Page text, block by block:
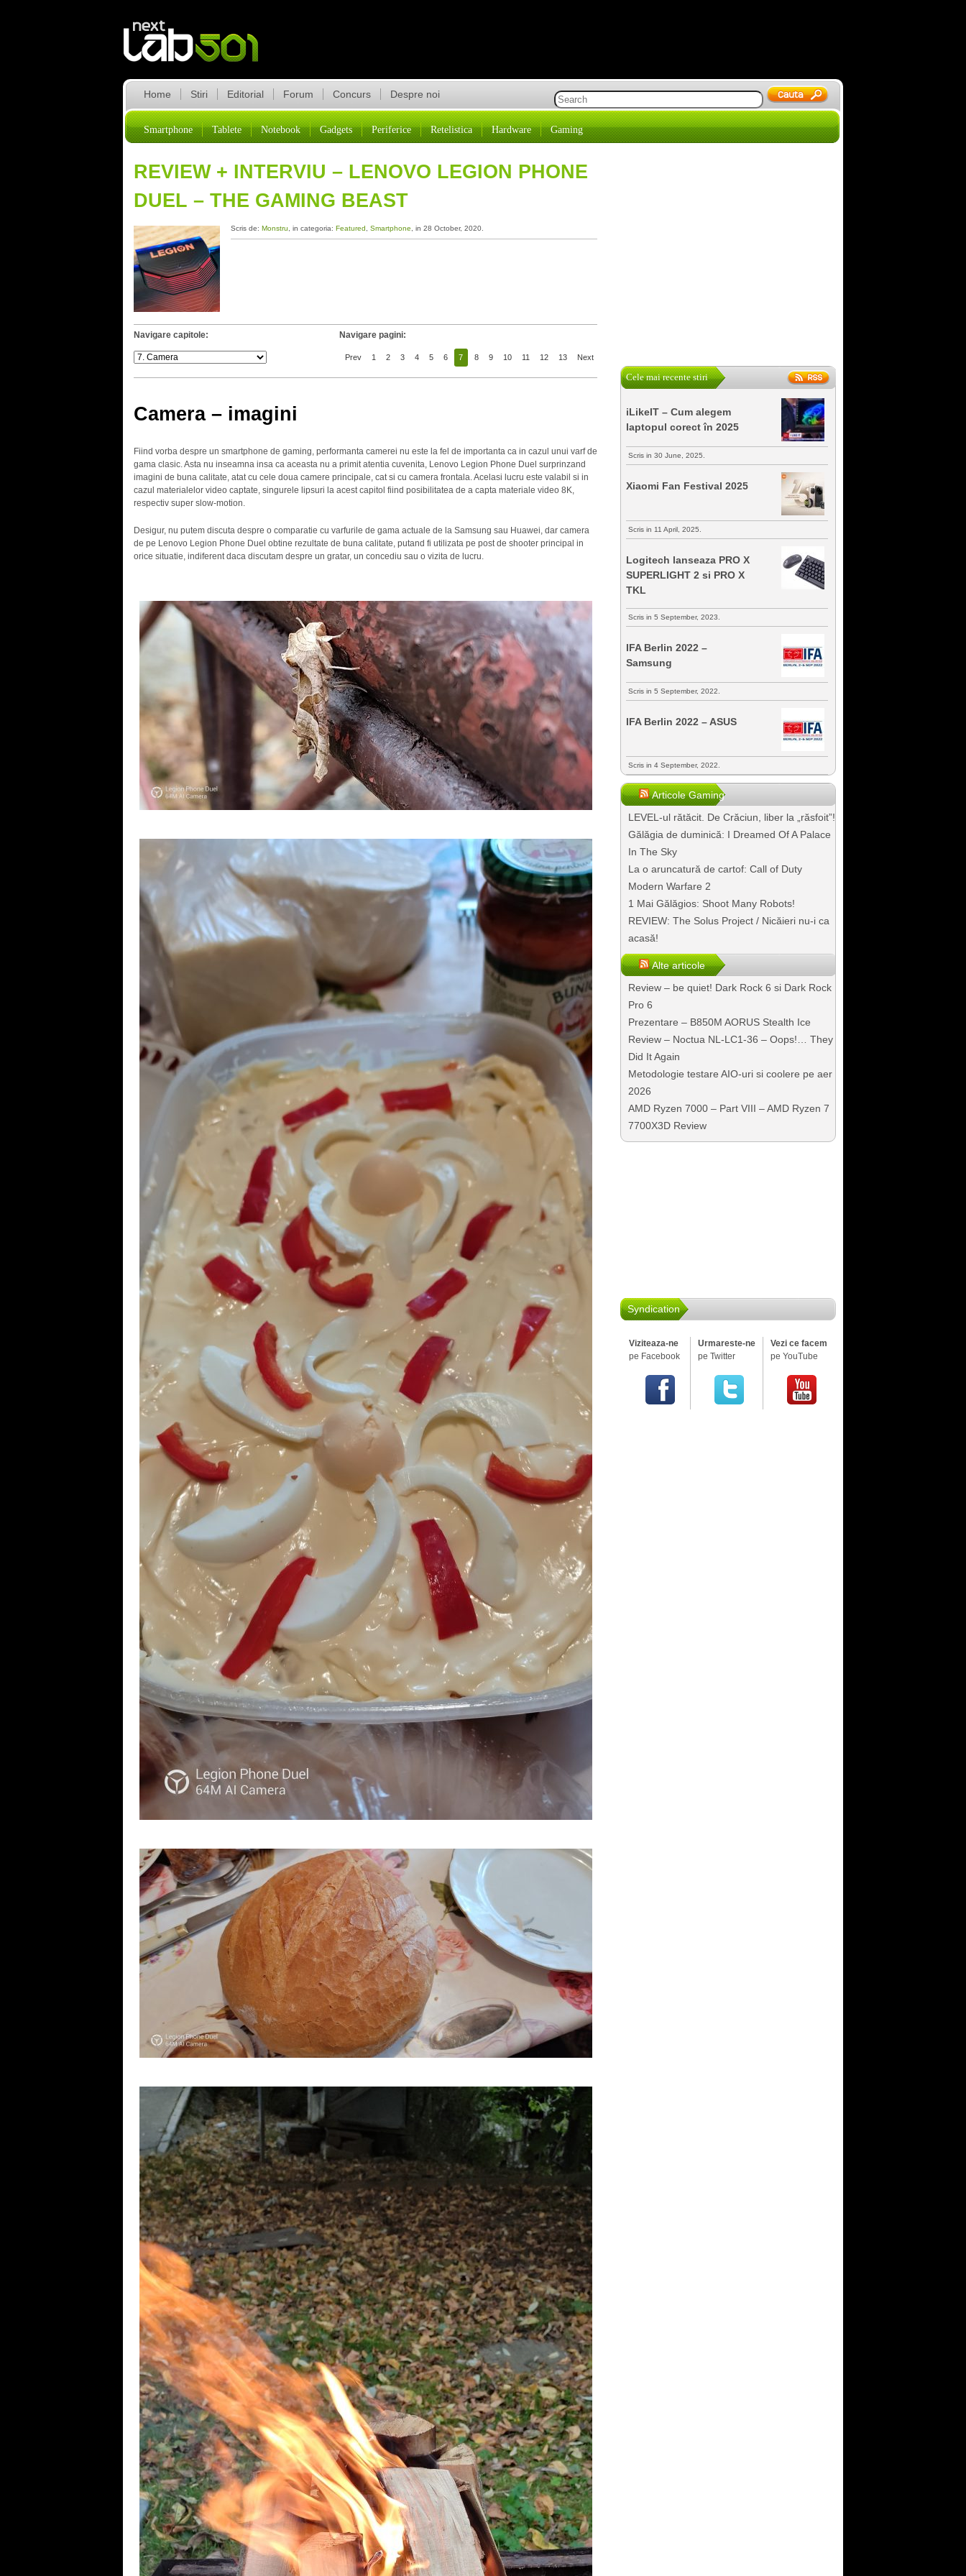
Home Stiri Editorial Forum Concurs Despre noi
Smartphone Tablete Notebook Gadgets Periferice Retelistica Hardware Gaming
REVIEW + INTERVIU – LENOVO LEGION PHONE
DUEL – THE GAMING BEAST
Scris de: Monstru , in categoria: Featured Smartphone , in 28 October, 2020.
Navigare capitole: Navigare pagini:
Prev 1 2 3 4 5 6 7 8 9 10 11 12 13 Next
Camera – imagini
Fiind vorba despre un smartphone de gaming, performanta camerei nu este la fel de importanta ca in cazul unui varf de
gama clasic. Asta nu inseamna insa ca aceasta nu a primit atentia cuvenita, Lenovo Legion Phone Duel surprinzand
imagini de buna calitate, atat cu cele doua camere principale, cat si cu camera frontala. Acelasi lucru este valabil si in
cazul materialelor video captate, singurele lipsuri la acest capitol fiind posibilitatea de a capta materiale video 8K,
respectiv super slow-motion.
Desigur, nu putem discuta despre o comparatie cu varfurile de gama actuale de la Samsung sau Huawei, dar camera
de pe Lenovo Legion Phone Duel obtine rezultate de buna calitate, putand fi utilizata pe post de shooter principal in
orice situatie, indiferent daca discutam despre un gratar, un concediu sau o vizita de lucru.
Cele mai recente stiri
iLikeIT – Cum alegem
laptopul corect în 2025
Scris in 30 June, 2025.
Xiaomi Fan Festival 2025
Scris in 11 April, 2025.
Logitech lanseaza PRO X
SUPERLIGHT 2 si PRO X
TKL
Scris in 5 September, 2023.
IFA Berlin 2022 –
Samsung
Scris in 5 September, 2022.
IFA Berlin 2022 – ASUS
Scris in 4 September, 2022.
Articole Gaming
LEVEL-ul rătăcit. De Crăciun, liber la „răsfoit”!
Gălăgia de duminică: I Dreamed Of A Palace
In The Sky
La o aruncatură de cartof: Call of Duty
Modern Warfare 2
1 Mai Gălăgios: Shoot Many Robots!
REVIEW: The Solus Project / Nicăieri nu-i ca
acasă!
Alte articole
Review – be quiet! Dark Rock 6 si Dark Rock
Pro 6
Prezentare – B850M AORUS Stealth Ice
Review – Noctua NL-LC1-36 – Oops!… They
Did It Again
Metodologie testare AIO-uri si coolere pe aer
2026
AMD Ryzen 7000 – Part VIII – AMD Ryzen 7
7700X3D Review
Syndication
Viziteaza-ne
pe Facebook
Urmareste-ne
pe Twitter
Vezi ce facem
pe YouTube